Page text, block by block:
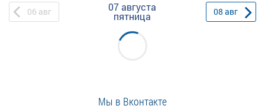
06 авг 07 августа
пятница 08 авг
Мы в Вконтакте